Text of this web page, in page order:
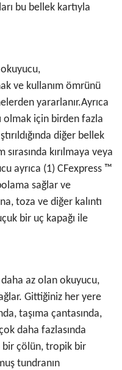
bu bellek kartıyla
ve kullanım ömrünü
yararlanır.Ayrıca
olmak için birden fazla
diğer bellek
kırılmaya veya
ayrıca (1) CFexpress ™
sağlar ve
toza ve diğer kalıntı
bir uç kapağı ile
az olan okuyucu,
Gittiğiniz her yere
taşıma çantasında,
daha fazlasında
bir çölün, tropik bir
tundranın